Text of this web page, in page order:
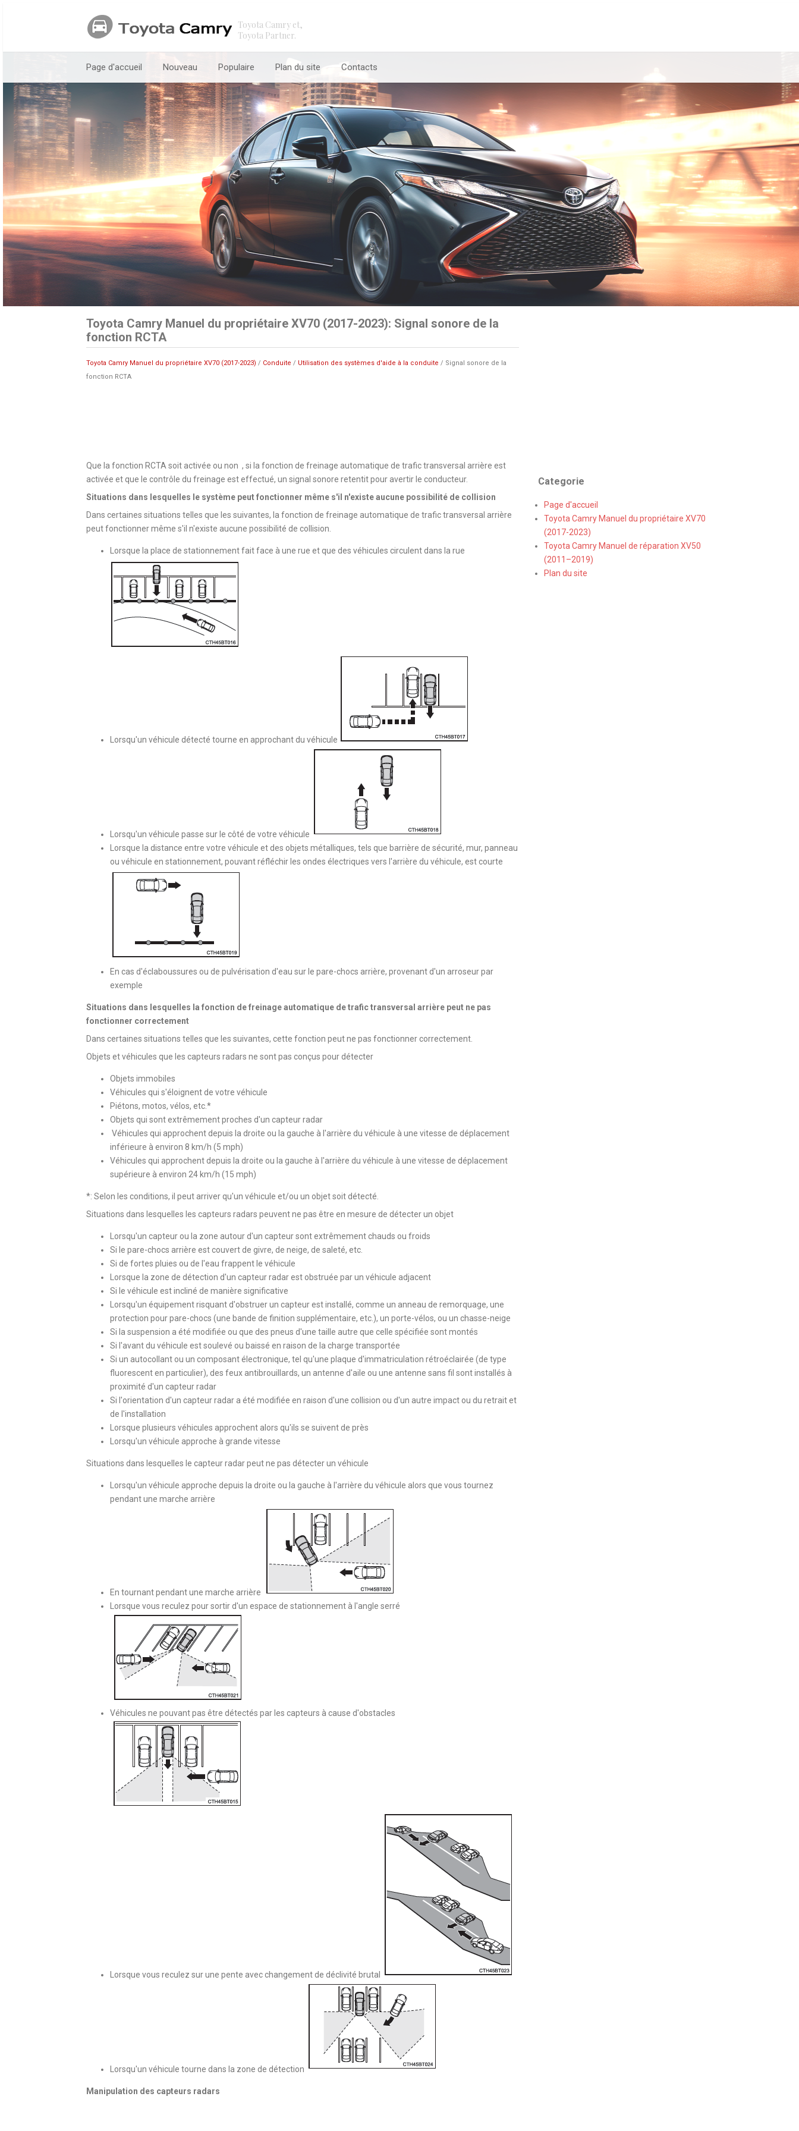
Toyota Camry et,
Toyota Partner.
Page d'accueil Nouveau Populaire Plan du site Contacts
Toyota Camry Manuel du propriétaire XV70 (2017-2023): Signal sonore de la
fonction RCTA
Toyota Camry Manuel du propriétaire XV70 (2017-2023) / Conduite / Utilisation des systèmes d'aide à la conduite / Signal sonore de la
fonction RCTA
Que la fonction RCTA soit activée ou non , si la fonction de freinage automatique de trafic transversal arrière est
activée et que le contrôle du freinage est effectué, un signal sonore retentit pour avertir le conducteur.
Situations dans lesquelles le système peut fonctionner même s'il n'existe aucune possibilité de collision
Dans certaines situations telles que les suivantes, la fonction de freinage automatique de trafic transversal arrière
peut fonctionner même s'il n'existe aucune possibilité de collision.
Lorsque la place de stationnement fait face à une rue et que des véhicules circulent dans la rue
Lorsqu'un véhicule détecté tourne en approchant du véhicule
Lorsqu'un véhicule passe sur le côté de votre véhicule
Lorsque la distance entre votre véhicule et des objets métalliques, tels que barrière de sécurité, mur, panneau
ou véhicule en stationnement, pouvant réfléchir les ondes électriques vers l'arrière du véhicule, est courte
En cas d'éclaboussures ou de pulvérisation d'eau sur le pare-chocs arrière, provenant d'un arroseur par
exemple
Situations dans lesquelles la fonction de freinage automatique de trafic transversal arrière peut ne pas
fonctionner correctement
Dans certaines situations telles que les suivantes, cette fonction peut ne pas fonctionner correctement.
Objets et véhicules que les capteurs radars ne sont pas conçus pour détecter
Objets immobiles
Véhicules qui s'éloignent de votre véhicule
Piétons, motos, vélos, etc.*
Objets qui sont extrêmement proches d'un capteur radar
Véhicules qui approchent depuis la droite ou la gauche à l'arrière du véhicule à une vitesse de déplacement
inférieure à environ 8 km/h (5 mph)
Véhicules qui approchent depuis la droite ou la gauche à l'arrière du véhicule à une vitesse de déplacement
supérieure à environ 24 km/h (15 mph)
*: Selon les conditions, il peut arriver qu'un véhicule et/ou un objet soit détecté.
Situations dans lesquelles les capteurs radars peuvent ne pas être en mesure de détecter un objet
Lorsqu'un capteur ou la zone autour d'un capteur sont extrêmement chauds ou froids
Si le pare-chocs arrière est couvert de givre, de neige, de saleté, etc.
Si de fortes pluies ou de l'eau frappent le véhicule
Lorsque la zone de détection d'un capteur radar est obstruée par un véhicule adjacent
Si le véhicule est incliné de manière significative
Lorsqu'un équipement risquant d'obstruer un capteur est installé, comme un anneau de remorquage, une
protection pour pare-chocs (une bande de finition supplémentaire, etc.), un porte-vélos, ou un chasse-neige
Si la suspension a été modifiée ou que des pneus d'une taille autre que celle spécifiée sont montés
Si l'avant du véhicule est soulevé ou baissé en raison de la charge transportée
Si un autocollant ou un composant électronique, tel qu'une plaque d'immatriculation rétroéclairée (de type
fluorescent en particulier), des feux antibrouillards, un antenne d'aile ou une antenne sans fil sont installés à
proximité d'un capteur radar
Si l'orientation d'un capteur radar a été modifiée en raison d'une collision ou d'un autre impact ou du retrait et
de l'installation
Lorsque plusieurs véhicules approchent alors qu'ils se suivent de près
Lorsqu'un véhicule approche à grande vitesse
Situations dans lesquelles le capteur radar peut ne pas détecter un véhicule
Lorsqu'un véhicule approche depuis la droite ou la gauche à l'arrière du véhicule alors que vous tournez
pendant une marche arrière
En tournant pendant une marche arrière
Lorsque vous reculez pour sortir d'un espace de stationnement à l'angle serré
Véhicules ne pouvant pas être détectés par les capteurs à cause d'obstacles
Lorsque vous reculez sur une pente avec changement de déclivité brutal
Lorsqu'un véhicule tourne dans la zone de détection
Manipulation des capteurs radars
Categorie
Page d'accueil
Toyota Camry Manuel du propriétaire XV70
(2017-2023)
Toyota Camry Manuel de réparation XV50
(2011–2019)
Plan du site